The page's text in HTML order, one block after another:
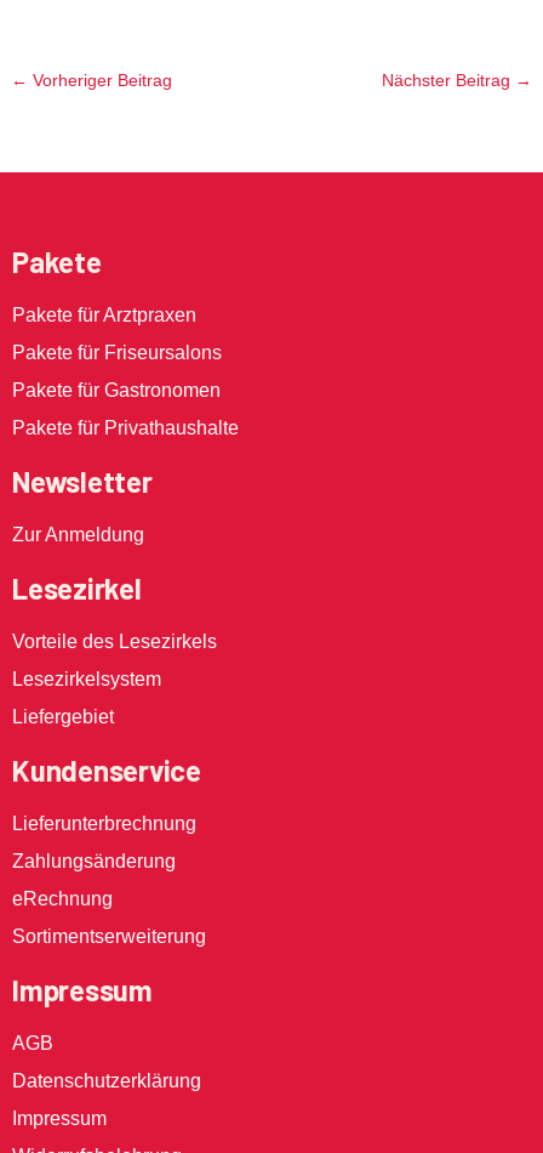
← Vorheriger Beitrag Nächster Beitrag →
Pakete
Pakete für Arztpraxen
Pakete für Friseursalons
Pakete für Gastronomen
Pakete für Privathaushalte
Newsletter
Zur Anmeldung
Lesezirkel
Vorteile des Lesezirkels
Lesezirkelsystem
Liefergebiet
Kundenservice
Lieferunterbrechnung
Zahlungsänderung
eRechnung
Sortimentserweiterung
Impressum
AGB
Datenschutzerklärung
Impressum